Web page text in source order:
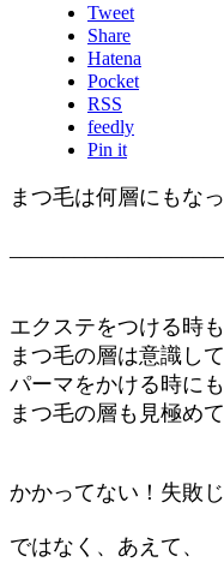
Tweet
Share
Hatena
Pocket
RSS
feedly
Pin it
まつ毛は何層にもな
エクステをつける時も
まつ毛の層は意識し
パーマをかける時にも
まつ毛の層も見極め
かかってない！失敗じ
ではなく、あえて、